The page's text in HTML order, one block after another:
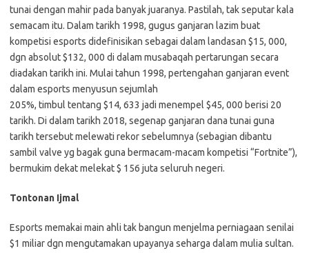
tunai dengan mahir pada banyak juaranya. Pastilah, tak seputar kala
semacam itu. Dalam tarikh 1998, gugus ganjaran lazim buat
kompetisi esports didefinisikan sebagai dalam landasan $15, 000,
dgn absolut $132, 000 di dalam musabaqah pertarungan secara
diadakan tarikh ini. Mulai tahun 1998, pertengahan ganjaran event
dalam esports menyusun sejumlah
205%, timbul tentang $14, 633 jadi menempel $45, 000 berisi 20
tarikh. Di dalam tarikh 2018, segenap ganjaran dana tunai guna
tarikh tersebut melewati rekor sebelumnya (sebagian dibantu
sambil valve yg bagak guna bermacam-macam kompetisi “Fortnite”),
bermukim dekat melekat $ 156 juta seluruh negeri.
Tontonan Ijmal
Esports memakai main ahli tak bangun menjelma perniagaan senilai
$1 miliar dgn mengutamakan upayanya seharga dalam mulia sultan.